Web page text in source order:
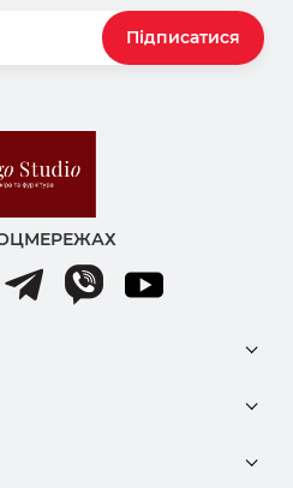
Підписатися